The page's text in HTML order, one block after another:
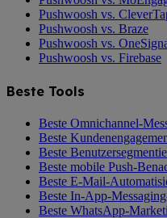
Pushwoosh vs.
Pushwoosh vs. Braze
Pushwoosh vs.
Pushwoosh vs. Firebase
Beste Tools
Beste Omnichannel-
Beste
Beste
Beste mobile Push-
Beste E-Mail-
Beste In-App-
Beste WhatsApp-